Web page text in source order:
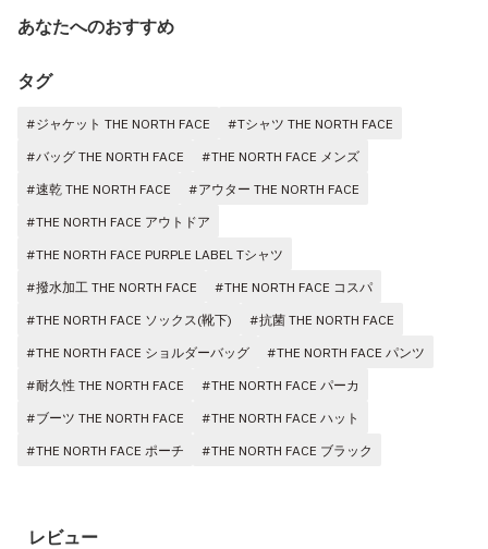
あなたへのおすすめ
タグ
#ジャケット THE NORTH FACE
#Tシャツ THE NORTH FACE
#バッグ THE NORTH FACE
#THE NORTH FACE メンズ
#速乾 THE NORTH FACE
#アウター THE NORTH FACE
#THE NORTH FACE アウトドア
#THE NORTH FACE PURPLE LABEL Tシャツ
#撥水加工 THE NORTH FACE
#THE NORTH FACE コスパ
#THE NORTH FACE ソックス(靴下)
#抗菌 THE NORTH FACE
#THE NORTH FACE ショルダーバッグ
#THE NORTH FACE パンツ
#耐久性 THE NORTH FACE
#THE NORTH FACE パーカ
#ブーツ THE NORTH FACE
#THE NORTH FACE ハット
#THE NORTH FACE ポーチ
#THE NORTH FACE ブラック